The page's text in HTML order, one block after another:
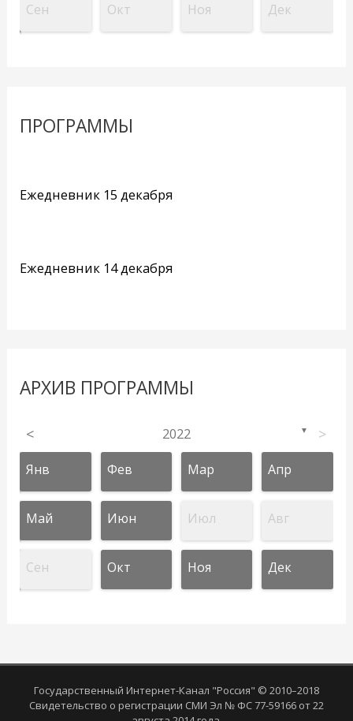
Сен Окт Ноя Дек
ПРОГРАММЫ
Ежедневник 15 декабря
Ежедневник 14 декабря
АРХИВ ПРОГРАММЫ
< 2022 ▼ >
Янв Фев Мар Апр
Май Июн Июл Авг
Сен Окт Ноя Дек
Государственный Интернет-Канал "Россия" © 2010–2018
Свидетельство о регистрации СМИ Эл № ФС 77-59166 от 22